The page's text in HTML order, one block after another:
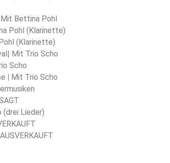
Bettina Pohl
Pohl (Klarinette)
(Klarinette)
Mit Trio Scho
Scho
Mit Trio Scho
(drei Lieder)